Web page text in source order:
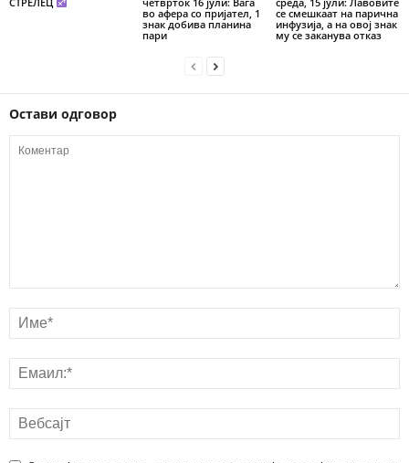
во афера со пријател, 1
знак добива планина
пари
се смешкаат на парична
инфузија, а на овој знак
му се заканува отказ
Остави одговор